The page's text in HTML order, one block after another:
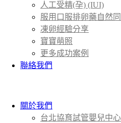
人工受精(孕) (IUI)
服用口服排卵藥自然
凍卵經驗分享
寶寶萌照
更多成功案例
聯絡我們
關於我們
台北協育試管嬰兒中心